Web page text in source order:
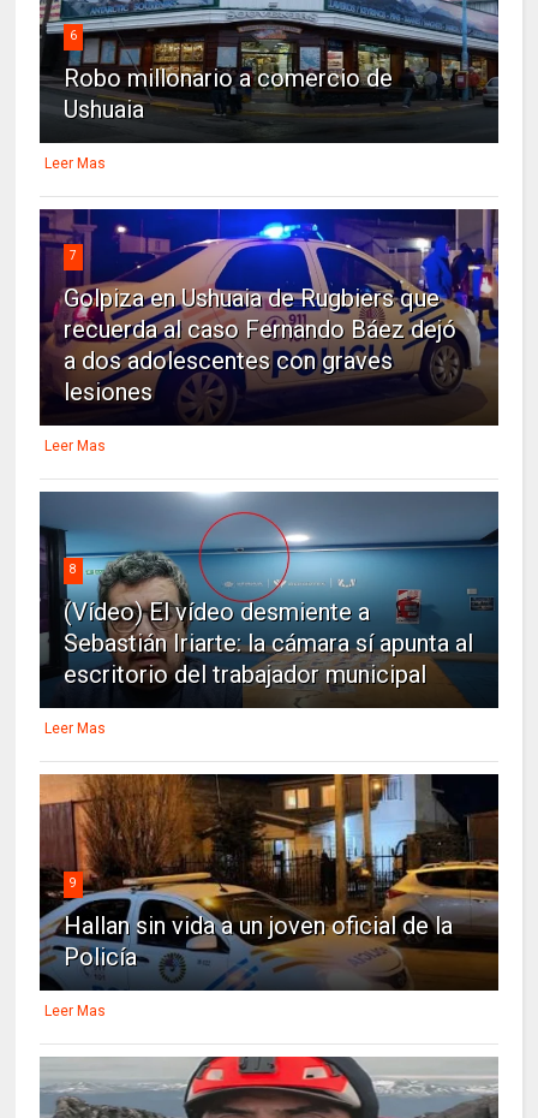
6
Robo millonario a comercio de
Ushuaia
Leer Mas
7
Golpiza en Ushuaia de Rugbiers que
recuerda al caso Fernando Báez dejó
a dos adolescentes con graves
lesiones
Leer Mas
8
(Vídeo) El vídeo desmiente a
Sebastián Iriarte: la cámara sí apunta al
escritorio del trabajador municipal
Leer Mas
9
Hallan sin vida a un joven oficial de la
Policía
Leer Mas